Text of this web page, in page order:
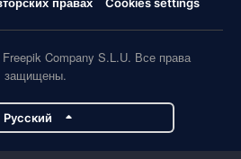
Company S.L.U. Все права
защищены.
Pусский